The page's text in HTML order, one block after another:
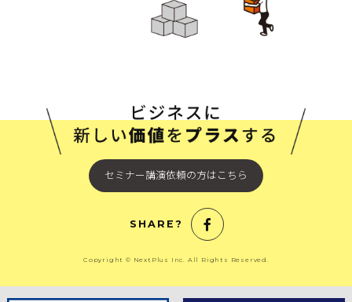
セミナー講演依頼の方はこちら
SHARE?
Copyright © NextPlus Inc. All Rights Reserved.